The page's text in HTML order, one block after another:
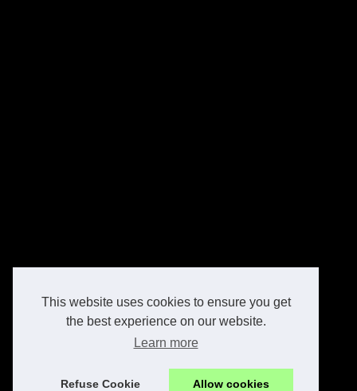
This website uses cookies to ensure you get
the best experience on our website.
Learn more
Refuse Cookie Allow cookies